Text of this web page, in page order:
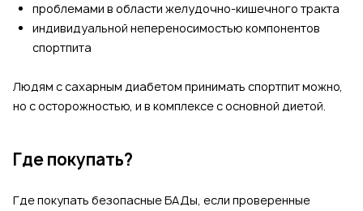
проблемами в области желудочно-кишечного тракта
индивидуальной непереносимостью компонентов
спортпита
Людям с сахарным диабетом принимать спортпит можно,
но с осторожностью, и в комплексе с основной диетой.
Где покупать?
Где покупать безопасные БАДы, если проверенные